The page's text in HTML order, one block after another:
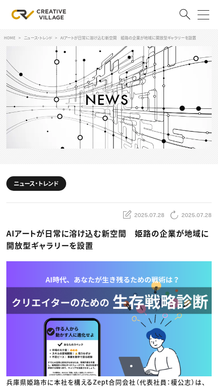
ACCOUNT
ログイン 会員登録
RECRUIT
クリエイター求人を探す
CREATIVE JOB求人検索
スキルアップしたい！
デザイン
編集・ライティング
マーケティング
ディレクション
業界解説・キャリア事情
お役立ち基礎知識
TOP Creator’s コラム
Webクリエイター
アプリクリエイター
ゲームクリエイター
映像クリエイター
マーケッター
C＆R Magazine
セミナー
映像
広告
出版
CREATIVE VILLAGEからのお知らせ
プロフェッショナル×つながる×メディア
HOME ニュース・トレンド AIアートが日常に溶け込む新空間 姫路の企業が地域に開放型ギャラリーを設置
ニュース・トレンド
2025.07.28 2025.07.28
AIアートが日常に溶け込む新空間 姫路の企業が地域に
開放型ギャラリーを設置
兵庫県姫路市に本社を構えるZept合同会社（代表社員：榎公志）は、